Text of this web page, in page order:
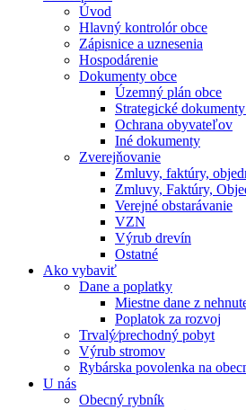
Úvod
Hlavný kontrolór obce
Zápisnice a uznesenia
Hospodárenie
Dokumenty obce
Územný plán obce
Strategické
Ochrana obyvateľov
Iné dokumenty
Zverejňovanie
Zmluvy, faktúry,
Zmluvy, Faktúry,
Verejné obstarávanie
VZN
Výrub drevín
Ostatné
Ako vybaviť
Dane a poplatky
Miestne dane z
Poplatok za rozvoj
Trvalý⁄prechodný pobyt
Výrub stromov
Rybárska povolenka na
U nás
Obecný rybník